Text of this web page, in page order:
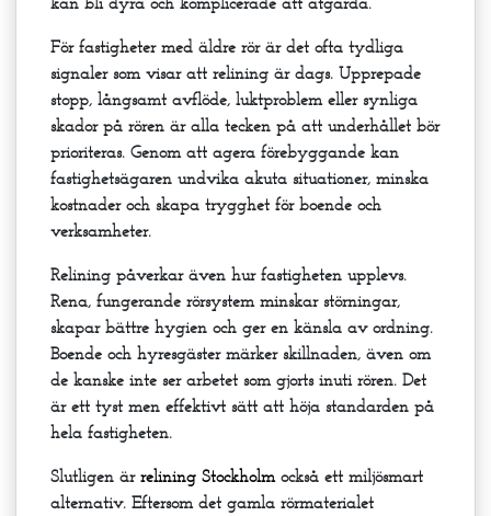
För fastigheter med äldre rör är det ofta tydliga
signaler som visar att relining är dags. Upprepade
stopp, långsamt avflöde, luktproblem eller synliga
skador på rören är alla tecken på att underhållet bör
prioriteras. Genom att agera förebyggande kan
fastighetsägaren undvika akuta situationer, minska
kostnader och skapa trygghet för boende och
verksamheter.
Relining påverkar även hur fastigheten upplevs.
Rena, fungerande rörsystem minskar störningar,
skapar bättre hygien och ger en känsla av ordning.
Boende och hyresgäster märker skillnaden, även om
de kanske inte ser arbetet som gjorts inuti rören. Det
är ett tyst men effektivt sätt att höja standarden på
hela fastigheten.
Slutligen är relining Stockholmockså ett miljösmart
alternativ. Eftersom det gamla rörmaterialet